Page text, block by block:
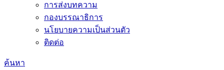
การส่งบทความ
กองบรรณาธิการ
นโยบายความเป็นส่วนตัว
ติดต่อ
ค้นหา